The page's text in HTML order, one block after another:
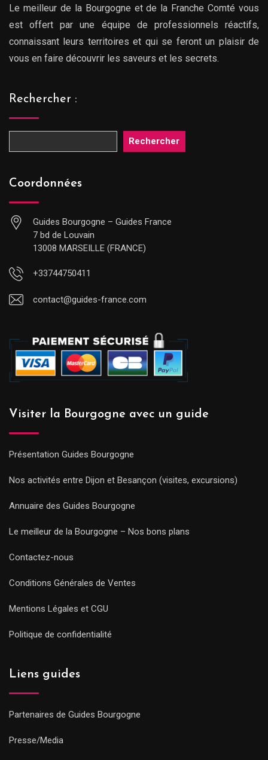
Le meilleur de la Bourgogne et de la Franche Comté vous
est offert par une équipe de professionnels réactifs,
connaissant leurs territoires et qui se feront un plaisir de
vous en faire découvrir les saveurs et les secrets.
Rechercher :
Rechercher
Coordonnées
Guides Bourgogne – Guides France
7 bd de Louvain
13008 MARSEILLE (FRANCE)
+33744750411
contact@guides-france.com
Visiter la Bourgogne avec un guide
Présentation Guides Bourgogne
Nos activités entre Dijon et Besançon (visites, excursions)
Annuaire des Guides Bourgogne
Le meilleur de la Bourgogne – Nos bons plans
Contactez-nous
Conditions Générales de Ventes
Mentions Légales et CGU
Politique de confidentialité
Liens guides
Partenaires de Guides Bourgogne
Presse/Media